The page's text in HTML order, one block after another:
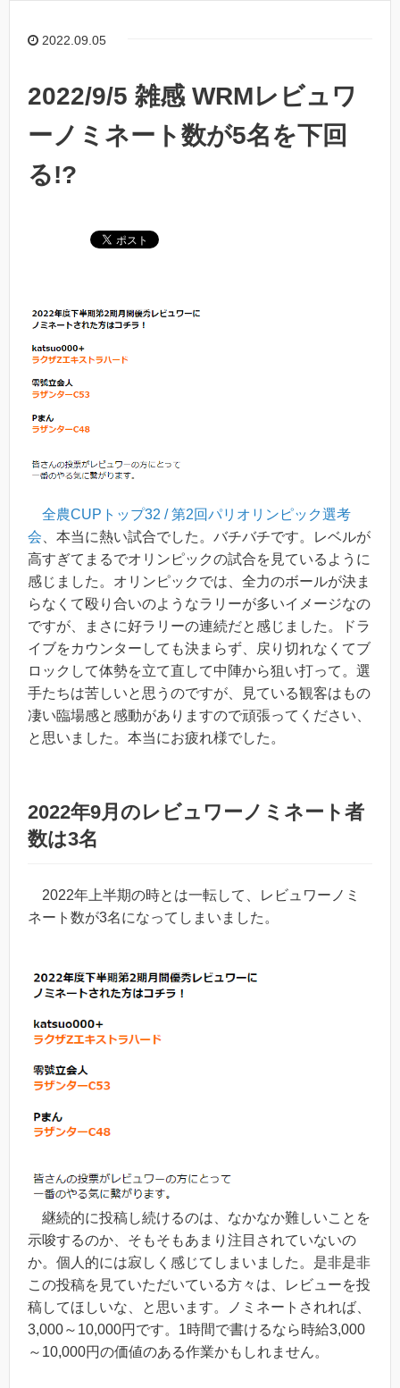
2022.09.05
2022/9/5 雑感 WRMレビュワ
ーノミネート数が5名を下回
る!?
全農CUPトップ32 / 第2回パリオリンピック選考
会 、本当に熱い試合でした。バチバチです。レベルが
高すぎてまるでオリンピックの試合を見ているように
感じました。オリンピックでは、全力のボールが決ま
らなくて殴り合いのようなラリーが多いイメージなの
ですが、まさに好ラリーの連続だと感じました。ドラ
イブをカウンターしても決まらず、戻り切れなくてブ
ロックして体勢を立て直して中陣から狙い打って。選
手たちは苦しいと思うのですが、見ている観客はもの
凄い臨場感と感動がありますので頑張ってください、
と思いました。本当にお疲れ様でした。
2022年9月のレビュワーノミネート者
数は3名
2022年上半期の時とは一転して、レビュワーノミ
ネート数が3名になってしまいました。
継続的に投稿し続けるのは、なかなか難しいことを
示唆するのか、そもそもあまり注目されていないの
か。個人的には寂しく感じてしまいました。是非是非
この投稿を見ていただいている方々は、レビューを投
稿してほしいな、と思います。ノミネートされれば、
3,000～10,000円です。1時間で書けるなら時給3,000
～10,000円の価値のある作業かもしれません。